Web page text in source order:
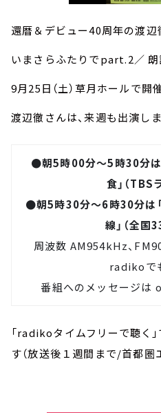
還暦＆デビュー40周年の渡辺
いまさらふたりでpart.2／ 朗
9月25日（土）草月ホールで開催
渡辺徹さんは、来週も出演し
●朝5時00分～5時30分は
食」（TBS
●朝5時30分～6時30分は
線」（全国
周波数 AM954kHz、
radikoで
番組へのメッセージは
「radikoタイムフリーで聴く
す（放送後１週間まで/首都圏